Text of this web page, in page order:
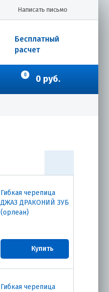
Написать письмо
Бесплатный
расчет
0 0 руб.
ДЖАЗ ДРАКОНИЙ ЗУБ
Гибкая черепица
ДЖАЗ ДРАКОНИЙ ЗУБ
(орлеан)
Купить
Гибкая черепица